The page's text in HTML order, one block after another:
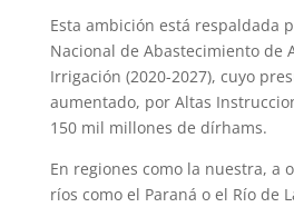
Esta ambición está respaldada
Nacional de Abastecimiento de
Irrigación (2020-2027), cuyo
aumentado, por Altas
150 mil millones de dírhams.
En regiones como la nuestra, a
ríos como el Paraná o el Río de